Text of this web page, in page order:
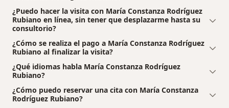
¿Puedo hacer la visita con María Constanza Rodríguez
Rubiano en línea, sin tener que desplazarme hasta su
consultorio?
¿Cómo se realiza el pago a María Constanza Rodríguez
Rubiano al finalizar la visita?
¿Qué idiomas habla María Constanza Rodríguez
Rubiano?
¿Cómo puedo reservar una cita con María Constanza
Rodríguez Rubiano?